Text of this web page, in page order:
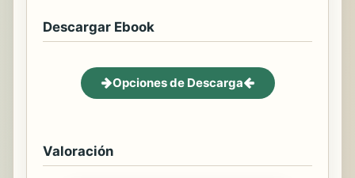
Descargar Ebook
Opciones de Descarga
Valoración